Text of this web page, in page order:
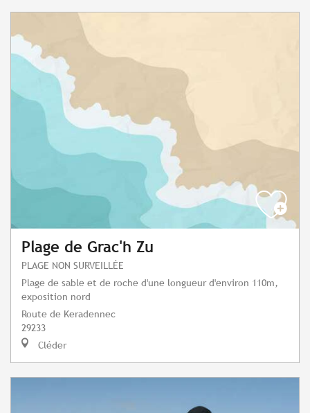
Plage de Grac'h Zu
PLAGE NON SURVEILLÉE
Plage de sable et de roche d'une longueur d'environ 110m,
exposition nord
Route de Keradennec
29233
Cléder